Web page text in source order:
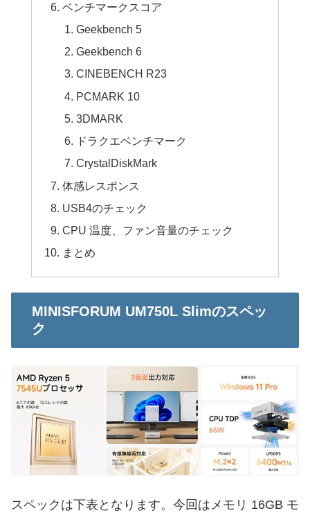
ベンチマークスコア
Geekbench 5
Geekbench 6
CINEBENCH R23
PCMARK 10
3DMARK
ドラクエベンチマーク
CrystalDiskMark
体感レスポンス
USB4のチェック
CPU 温度、ファン音量のチェック
まとめ
MINISFORUM UM750L Slimのスペッ
ク
スペックは下表となります。今回はメモリ 16GB モ